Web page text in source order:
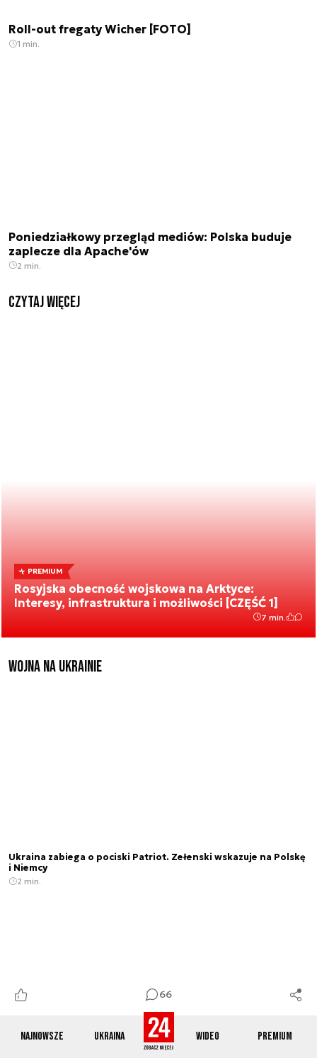
Najnowsze Ukraina Wideo Premium
66
Roll-out fregaty Wicher [FOTO]
1 min.
Poniedziałkowy przegląd mediów: Polska buduje
zaplecze dla Apache'ów
2 min.
czytaj więcej
PREMIUM
Rosyjska obecność wojskowa na Arktyce:
Interesy, infrastruktura i możliwości [CZĘŚĆ 1]
7 min.
Wojna na Ukrainie
Ukraina zabiega o pociski Patriot. Zełenski wskazuje na Polskę
i Niemcy
2 min.